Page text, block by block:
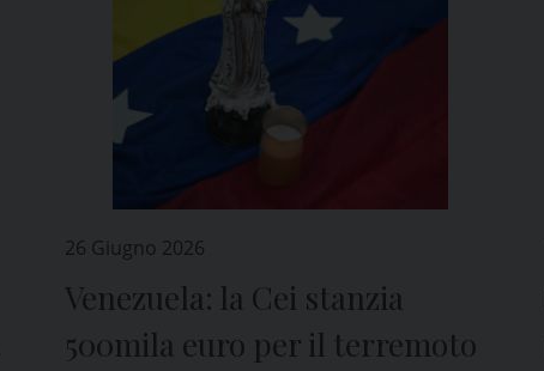
26 Giugno 2026
Venezuela: la Cei stanzia
500mila euro per il terremoto